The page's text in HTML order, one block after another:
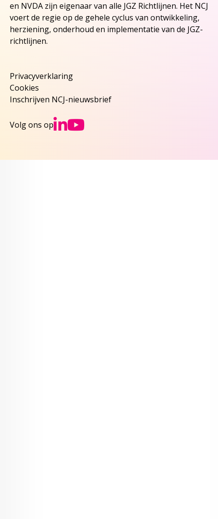
en NVDA zijn eigenaar van alle JGZ Richtlijnen. Het NCJ
voert de regie op de gehele cyclus van ontwikkeling,
herziening, onderhoud en implementatie van de JGZ-
richtlijnen.
Privacyverklaring
Cookies
Inschrijven NCJ-nieuwsbrief
Volg ons op Ga naar NCJs